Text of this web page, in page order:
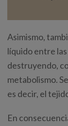
Asimismo,
líquido entre las
destruyendo,
metabolismo.
es decir, el
En